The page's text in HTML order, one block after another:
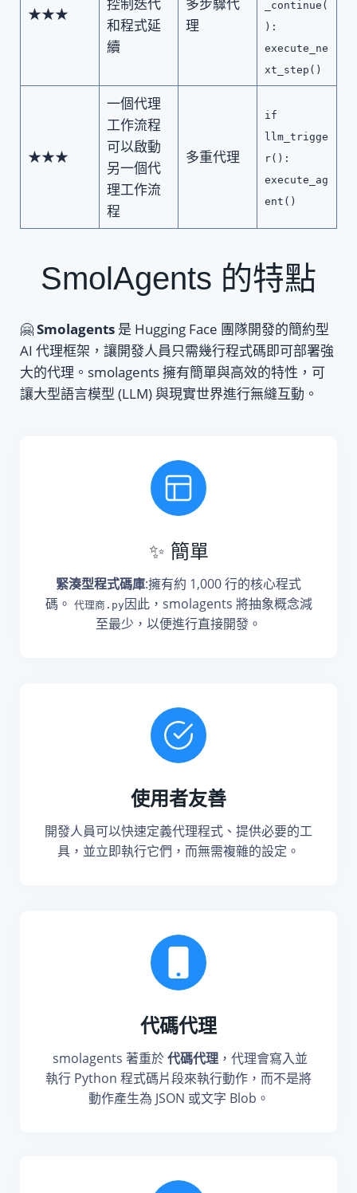
★★★
和程式延
續
理
_continue(
):
execute_ne
xt_step()
★★★
一個代理
工作流程
可以啟動
另一個代
理工作流
程
多重代理
if
llm_trigge
r():
execute_ag
ent()
SmolAgents 的特點
🤗Smolagents 是 Hugging Face 團隊開發的簡約型
AI 代理框架，讓開發人員只需幾行程式碼即可部署強
大的代理。smolagents 擁有簡單與高效的特性，可
讓大型語言模型 (LLM) 與現實世界進行無縫互動。
✨ 簡單
緊湊型程式碼庫:擁有約 1,000 行的核心程式
碼。 代理商.py因此，smolagents 將抽象概念減
至最少，以便進行直接開發。
使用者友善
開發人員可以快速定義代理程式、提供必要的工
具，並立即執行它們，而無需複雜的設定。
代碼代理
smolagents 著重於代碼代理 ，代理會寫入並
執行 Python 程式碼片段來執行動作，而不是將
動作產生為 JSON 或文字 Blob。